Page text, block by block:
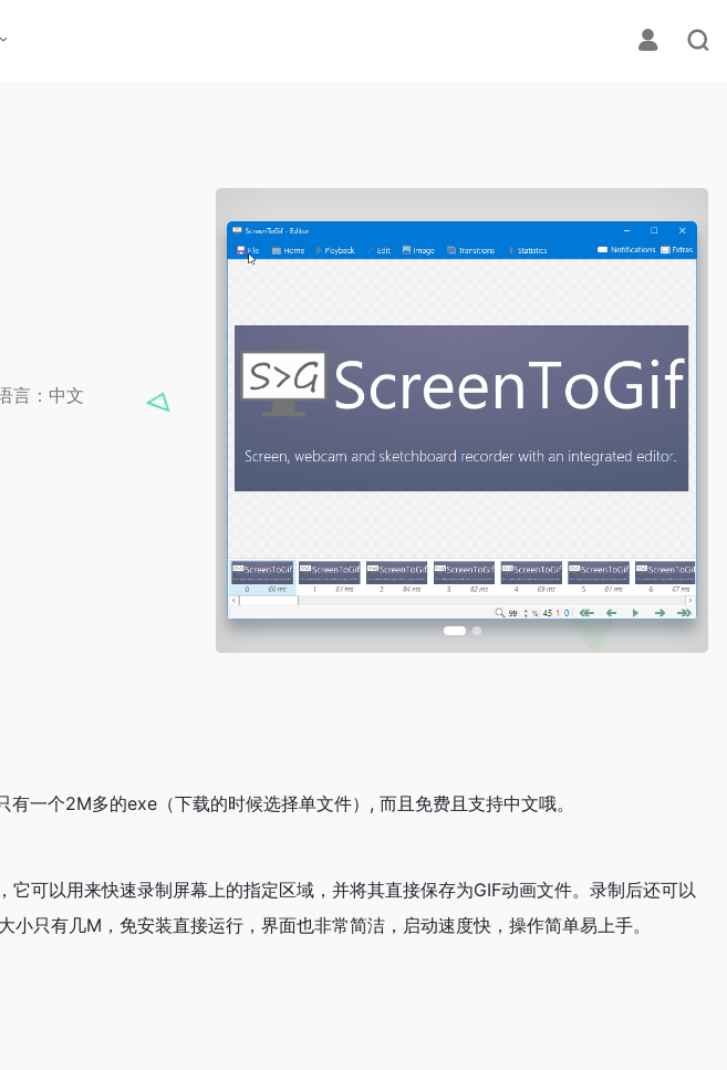
言：中文
一个2M多的exe（下载的时候选择单文件）, 而且免费且支持中文哦。
可以用来快速录制屏幕上的指定区域，并将其直接保存为GIF动画文件。录制后还可以
只有几M，免安装直接运行，界面也非常简洁，启动速度快，操作简单易上手。